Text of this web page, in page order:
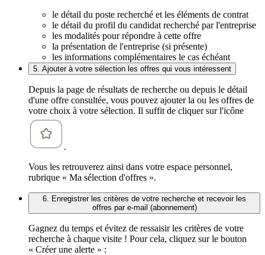
le détail du poste recherché et les éléments de contrat
le détail du profil du candidat recherché par l'entreprise
les modalités pour répondre à cette offre
la présentation de l'entreprise (si présente)
les informations complémentaires le cas échéant
5. Ajouter à votre sélection les offres qui vous intéressent
Depuis la page de résultats de recherche ou depuis le détail
d'une offre consultée, vous pouvez ajouter la ou les offres de
votre choix à votre sélection. Il suffit de cliquer sur l'icône
.
Vous les retrouverez ainsi dans votre espace personnel,
rubrique « Ma sélection d'offres ».
6. Enregistrer les critères de votre recherche et recevoir les
offres par e-mail (abonnement)
Gagnez du temps et évitez de ressaisir les critères de votre
recherche à chaque visite ! Pour cela, cliquez sur le bouton
« Créer une alerte » :